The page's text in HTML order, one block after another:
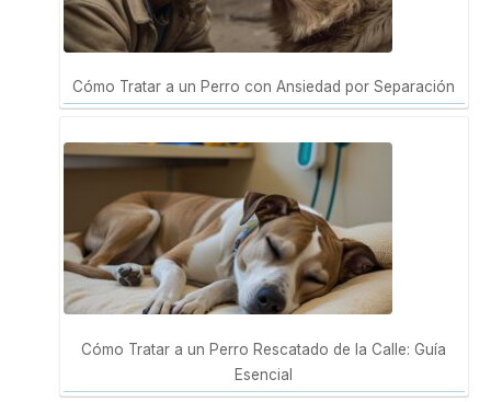
Cómo Tratar a un Perro con Ansiedad por Separación
Cómo Tratar a un Perro Rescatado de la Calle: Guía
Esencial